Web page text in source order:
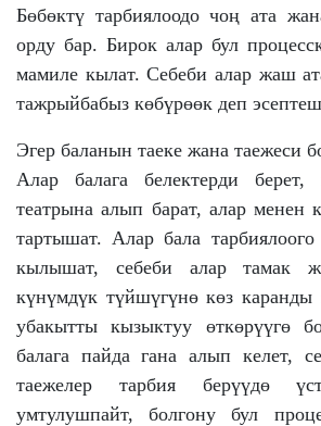
Бөбөктү тарбиялоодо чоң ата
орду бар. Бирок алар бул
мамиле кылат. Себеби алар жаш
тажрыйбабыз көбүрөөк деп
Эгер баланын таеке жана таежеси
Алар балага белектерди берет,
театрына алып барат, алар менен
тартышат. Алар бала
кылышат, себеби алар тамак
күнүмдүк түйшүгүнө көз каранды
убакытты кызыктуу өткөрүүгө
балага пайда гана алып келет,
таежелер тарбия берүүдө
умтулушпайт, болгону бул